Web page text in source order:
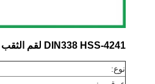
DIN338 HSS-4241 لقم الثقب الملفوف المطروق
نوع: